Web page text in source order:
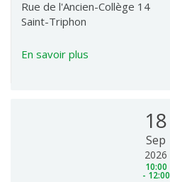
Rue de l'Ancien-Collège 14
Saint-Triphon
En savoir plus
18
Sep
2026
10:00
- 12:00